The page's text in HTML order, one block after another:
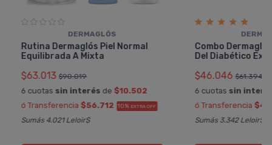
DERMAGLÓS
Rutina Dermaglós Piel Normal
Equilibrada A Mixta
$63.013 $90.019
6 cuotas sin interés de $10.502
ó Transferencia $56.712 10% EXTRA OFF
Sumás 4.021 Leloir$
Combo
Del Diabético
$46.046 $61.394
6 cuotas sin
ó Transferencia
Sumás 3.342 Leloir$